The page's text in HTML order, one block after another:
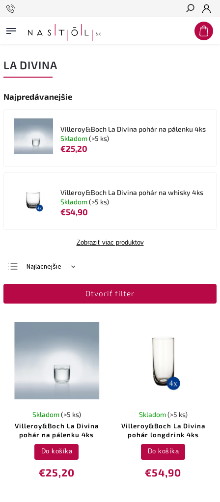
Hľadať
LA DIVINA
Najpredávanejšie
Villeroy&Boch La Divina pohár na pálenku 4ks
Skladom(>5 ks)
€25,20
Villeroy&Boch La Divina pohár na whisky 4ks
Skladom(>5 ks)
€54,90
Zobraziť viac produktov
Najlacnejšie
Najdrahšie
Otvoriť filter
Villeroy&Boch La Divina
pohár na pálenku 4ks
Skladom(>5 ks)
€25,20
Do košíka
Villeroy&Boch La Divina
pohár longdrink 4ks
Skladom(>5 ks)
€54,90
Do košíka